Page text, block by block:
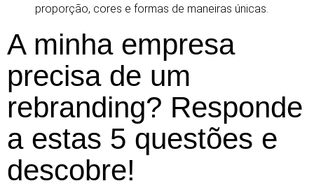
proporção, cores e formas de maneiras únicas.
A minha empresa
precisa de um
rebranding? Responde
a estas 5 questões e
descobre!